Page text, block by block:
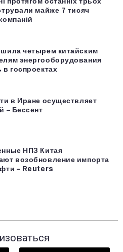
майже 7 тисяч
четырем китайским
энергооборудования
в госпроектах
в Иране осуществляет
– Бессент
НПЗ Китая
возобновление импорта
– Reuters